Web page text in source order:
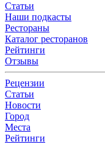
Статьи
Наши подкасты
Рестораны
Каталог ресторанов
Рейтинги
Отзывы
Рецензии
Статьи
Новости
Город
Места
Рейтинги